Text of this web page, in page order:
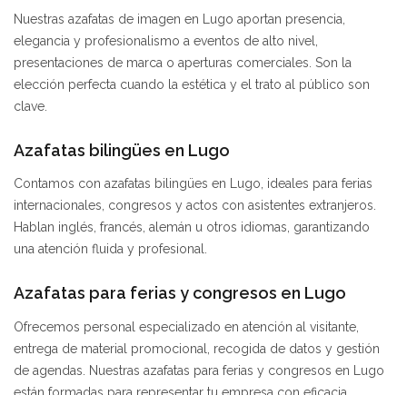
Nuestras azafatas de imagen en Lugo aportan presencia,
elegancia y profesionalismo a eventos de alto nivel,
presentaciones de marca o aperturas comerciales. Son la
elección perfecta cuando la estética y el trato al público son
clave.
Azafatas bilingües en Lugo
Contamos con azafatas bilingües en Lugo, ideales para ferias
internacionales, congresos y actos con asistentes extranjeros.
Hablan inglés, francés, alemán u otros idiomas, garantizando
una atención fluida y profesional.
Azafatas para ferias y congresos en Lugo
Ofrecemos personal especializado en atención al visitante,
entrega de material promocional, recogida de datos y gestión
de agendas. Nuestras azafatas para ferias y congresos en Lugo
están formadas para representar tu empresa con eficacia.